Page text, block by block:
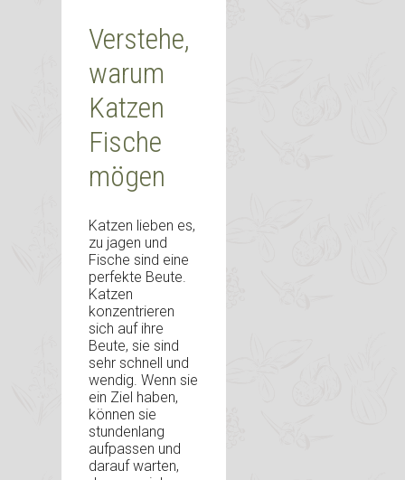
Verstehe,
warum
Katzen
Fische
mögen
Katzen lieben es,
zu jagen und
Fische sind eine
perfekte Beute.
Katzen
konzentrieren
sich auf ihre
Beute, sie sind
sehr schnell und
wendig. Wenn sie
ein Ziel haben,
können sie
stundenlang
aufpassen und
darauf warten,